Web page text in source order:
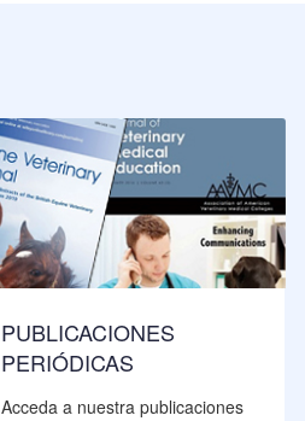
PUBLICACIONES
PERIÓDICAS
Acceda a nuestra publicaciones